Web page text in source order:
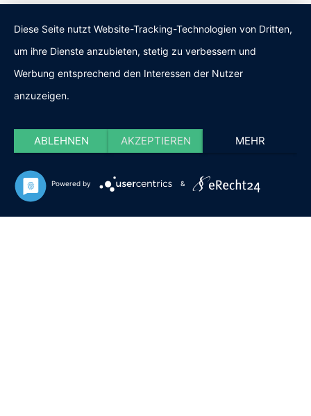
Diese Seite nutzt Website-Tracking-Technologien von Dritten,
um ihre Dienste anzubieten, stetig zu verbessern und
Werbung entsprechend den Interessen der Nutzer
anzuzeigen.
ABLEHNEN AKZEPTIEREN MEHR
Powered by &